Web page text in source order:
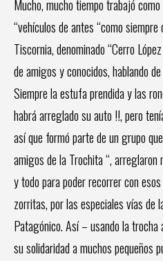
Mucho, mucho tiempo trabajó
“vehículos de antes “como
Tiscornia, denominado “Cerro
de amigos y conocidos, hablando
Siempre la estufa prendida y las
habrá arreglado su auto !!, pero
así que formó parte de un grupo
amigos de la Trochita “,
y todo para poder recorrer con
zorritas, por las especiales vías de
Patagónico. Así – usando la
su solidaridad a muchos pequeños